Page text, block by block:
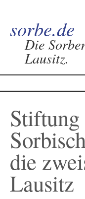
sorbe.de
Die
Lausitz.
die
Lausitz